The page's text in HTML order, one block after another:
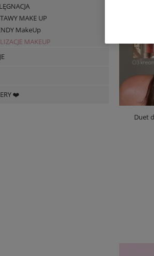
MAKE UP
MakeUp
MAKEUP
❤️
Duet